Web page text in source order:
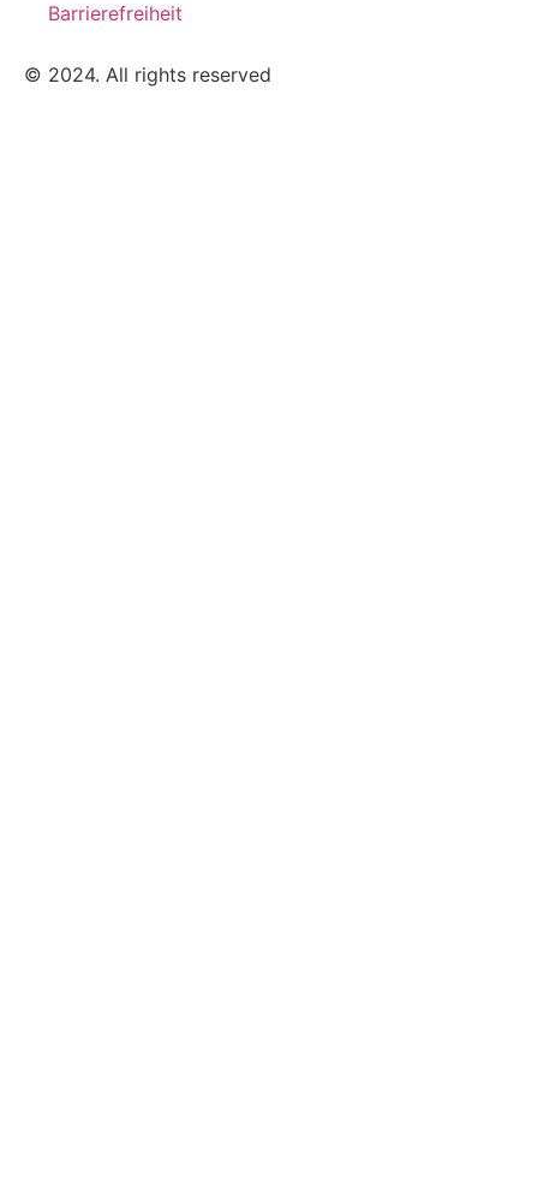
Barrierefreiheit
© 2024. All rights reserved